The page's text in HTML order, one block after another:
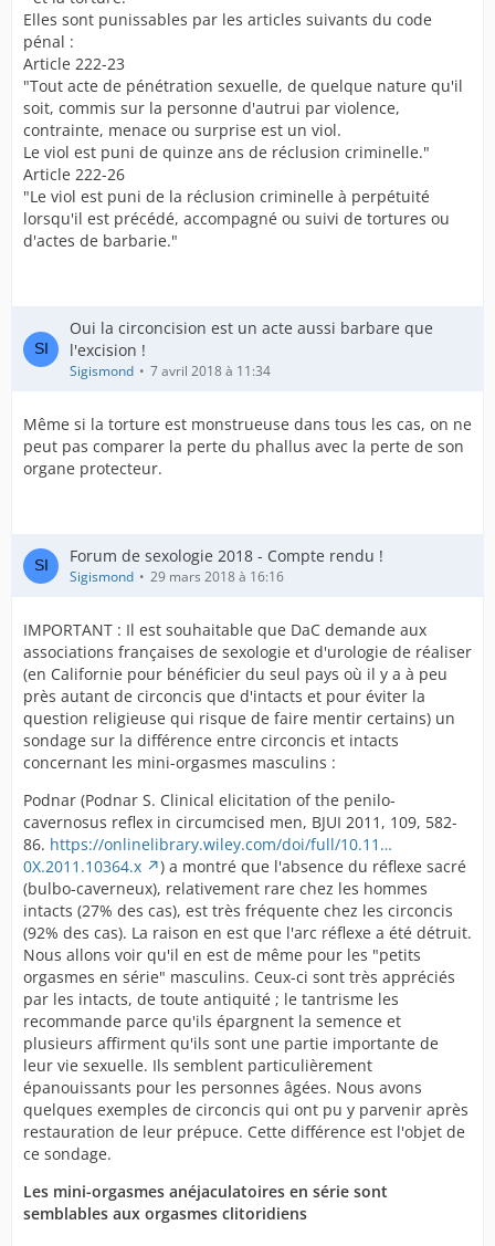
Elles sont punissables par les articles suivants du code
pénal :
Article 222-23
"Tout acte de pénétration sexuelle, de quelque nature qu'il
soit, commis sur la personne d'autrui par violence,
contrainte, menace ou surprise est un viol.
Le viol est puni de quinze ans de réclusion criminelle."
Article 222-26
"Le viol est puni de la réclusion criminelle à perpétuité
lorsqu'il est précédé, accompagné ou suivi de tortures ou
d'actes de barbarie."
Oui la circoncision est un acte aussi barbare que
l'excision !
Sigismond 7 avril 2018 à 11:34
Même si la torture est monstrueuse dans tous les cas, on ne
peut pas comparer la perte du phallus avec la perte de son
organe protecteur.
Forum de sexologie 2018 - Compte rendu !
Sigismond 29 mars 2018 à 16:16
IMPORTANT : Il est souhaitable que DaC demande aux
associations françaises de sexologie et d'urologie de réaliser
(en Californie pour bénéficier du seul pays où il y a à peu
près autant de circoncis que d'intacts et pour éviter la
question religieuse qui risque de faire mentir certains) un
sondage sur la différence entre circoncis et intacts
concernant les mini-orgasmes masculins :
Podnar (Podnar S. Clinical elicitation of the penilo-
cavernosus reflex in circumcised men, BJUI 2011, 109, 582-
86. https://onlinelibrary.wiley.com/doi/full/10.11…
0X.2011.10364.x
) a montré que l'absence du réflexe sacré
(bulbo-caverneux), relativement rare chez les hommes
intacts (27% des cas), est très fréquente chez les circoncis
(92% des cas). La raison en est que l'arc réflexe a été détruit.
Nous allons voir qu'il en est de même pour les "petits
orgasmes en série" masculins. Ceux-ci sont très appréciés
par les intacts, de toute antiquité ; le tantrisme les
recommande parce qu'ils épargnent la semence et
plusieurs affirment qu'ils sont une partie importante de
leur vie sexuelle. Ils semblent particulièrement
épanouissants pour les personnes âgées. Nous avons
quelques exemples de circoncis qui ont pu y parvenir après
restauration de leur prépuce. Cette différence est l'objet de
ce sondage.
Les mini-orgasmes anéjaculatoires en série sont
semblables aux orgasmes clitoridiens